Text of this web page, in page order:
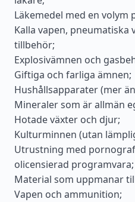
Läkemedel med en volym
Kalla vapen, pneumatiska
tillbehör;
Explosivämnen och
Giftiga och farliga ämnen;
Hushållsapparater (mer
Mineraler som är allmän
Hotade växter och djur;
Kulturminnen (utan
Utrustning med
olicensierad programvara;
Material som uppmanar
Vapen och ammunition;